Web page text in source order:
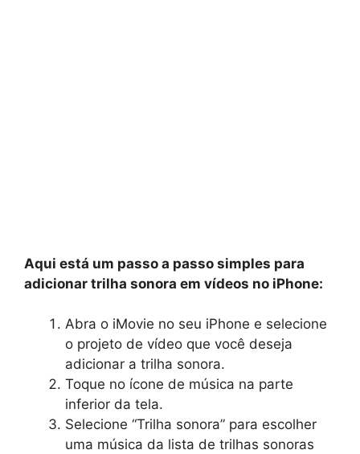
Aqui está um passo a passo simples para
adicionar trilha sonora em vídeos no iPhone:
Abra o iMovie no seu iPhone e selecione
o projeto de vídeo que você deseja
adicionar a trilha sonora.
Toque no ícone de música na parte
inferior da tela.
Selecione “Trilha sonora” para escolher
uma música da lista de trilhas sonoras